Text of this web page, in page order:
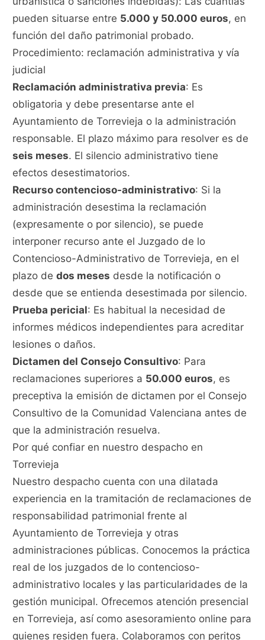
pueden situarse entre 5.000 y 50.000 euros, en
función del daño patrimonial probado.
Procedimiento: reclamación administrativa y vía
judicial
Reclamación administrativa previa: Es
obligatoria y debe presentarse ante el
Ayuntamiento de Torrevieja o la administración
responsable. El plazo máximo para resolver es de
seis meses. El silencio administrativo tiene
efectos desestimatorios.
Recurso contencioso-administrativo: Si la
administración desestima la reclamación
(expresamente o por silencio), se puede
interponer recurso ante el Juzgado de lo
Contencioso-Administrativo de Torrevieja, en el
plazo dedos meses desde la notificación o
desde que se entienda desestimada por silencio.
Prueba pericial: Es habitual la necesidad de
informes médicos independientes para acreditar
lesiones o daños.
Dictamen del Consejo Consultivo: Para
reclamaciones superiores a 50.000 euros, es
preceptiva la emisión de dictamen por el Consejo
Consultivo de la Comunidad Valenciana antes de
que la administración resuelva.
Por qué confiar en nuestro despacho en
Torrevieja
Nuestro despacho cuenta con una dilatada
experiencia en la tramitación de reclamaciones de
responsabilidad patrimonial frente al
Ayuntamiento de Torrevieja y otras
administraciones públicas. Conocemos la práctica
real de los juzgados de lo contencioso-
administrativo locales y las particularidades de la
gestión municipal. Ofrecemos atención presencial
en Torrevieja, así como asesoramiento online para
quienes residen fuera. Colaboramos con peritos